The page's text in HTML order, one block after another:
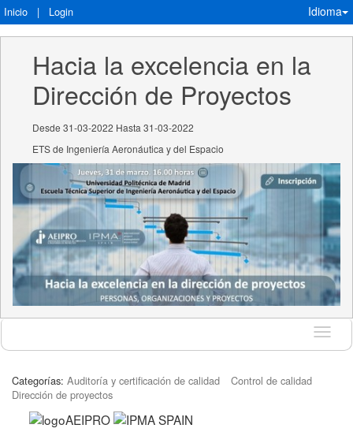
Inicio | Login Idioma
Hacia la excelencia en la
Dirección de Proyectos
Desde 31-03-2022 Hasta 31-03-2022
ETS de Ingeniería Aeronáutica y del Espacio
Idioma
Categorías: Auditoría y certificación de calidad
Control de calidad
Dirección de proyectos